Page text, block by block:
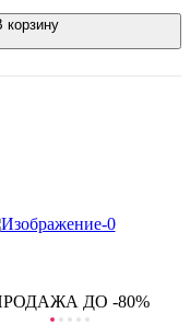
кубики
корзину
ДО -80%